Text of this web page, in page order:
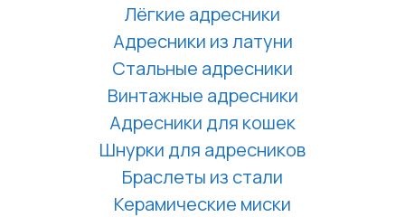
Лёгкие адресники
Адресники из латуни
Стальные адресники
Винтажные адресники
Адресники для кошек
Шнурки для адресников
Браслеты из стали
Керамические миски